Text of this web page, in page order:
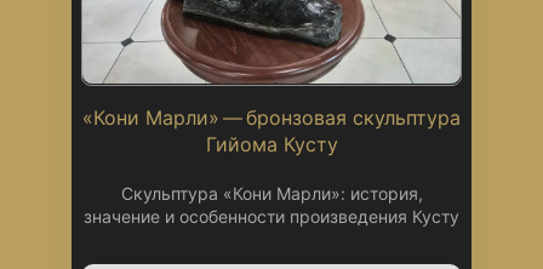
«Кони Марли» — бронзовая скульптура
Гийома Кусту
Скульптура «Кони Марли»: история,
значение и особенности произведения Кусту